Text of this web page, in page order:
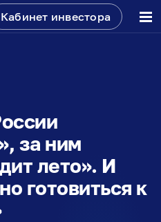
Кабинет инвестора
за ним
лето». И
готовиться к